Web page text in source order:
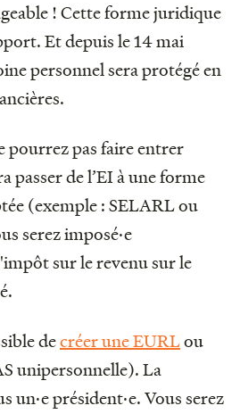
! Cette forme juridique
Et depuis le 14 mai
personnel sera protégé en
pourrez pas faire entrer
passer de l’EI à une forme
(exemple : SELARL ou
serez imposé·e
sur le revenu sur le
decréer une EURLou
unipersonnelle). La
un·e président·e. Vous serez